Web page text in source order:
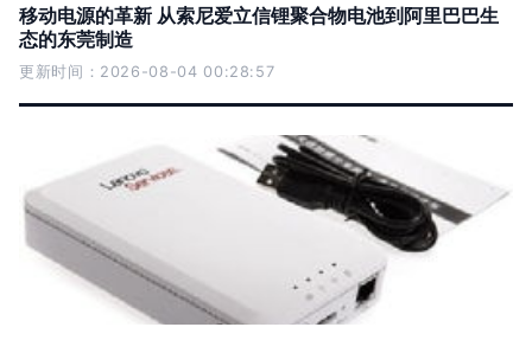
移动电源的革新 从索尼爱立信锂聚合物电池到阿里巴巴生
态的东莞制造
更新时间：2026-08-04 00:28:57